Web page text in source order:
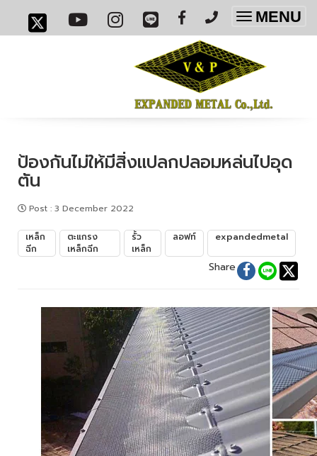
Toggle
MENU
ป้องกันไม่ให้มีสิ่งแปลกปลอมหล่นไปอุด
ตัน
Post : 3 December 2022
เหล็ก
ฉีก
ตะแกรง
เหล็กฉีก
รั้ว
เหล็ก
ลอฟท์ expandedmetal
Share